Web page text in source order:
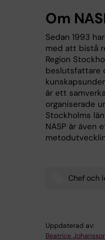
Om
Sedan 1993
med att bistå
Region
beslutsfattare
är ett
organiserade
Stockholms
NASP är även
Chef och
Uppdaterad av:
Beatrice